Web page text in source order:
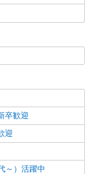
師
格や経験などによ
を見る
卒歓迎
迎
～）活躍中